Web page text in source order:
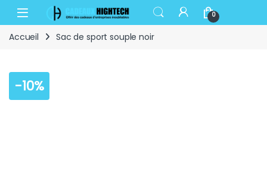
Skip to navigation
Skip to content
Open 0
Accueil Sac de sport souple noir
-10%